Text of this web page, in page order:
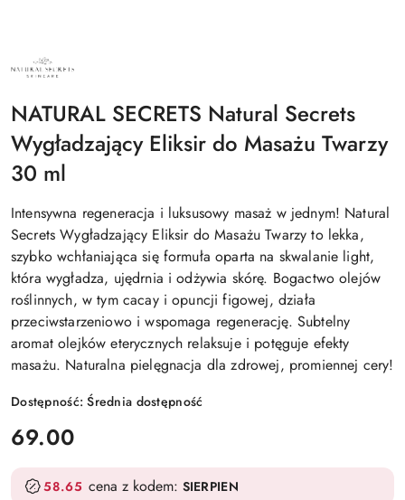
NATURAL
SECRETS
NATURAL SECRETS Natural Secrets
Wygładzający Eliksir do Masażu Twarzy
30 ml
Intensywna regeneracja i luksusowy masaż w jednym! Natural
Secrets Wygładzający Eliksir do Masażu Twarzy to lekka,
szybko wchłaniająca się formuła oparta na skwalanie light,
która wygładza, ujędrnia i odżywia skórę. Bogactwo olejów
roślinnych, w tym cacay i opuncji figowej, działa
przeciwstarzeniowo i wspomaga regenerację. Subtelny
aromat olejków eterycznych relaksuje i potęguje efekty
masażu. Naturalna pielęgnacja dla zdrowej, promiennej cery!
Dostępność:Średnia dostępność
cena:
69.00
58.65 cena z kodem: SIERPIEN